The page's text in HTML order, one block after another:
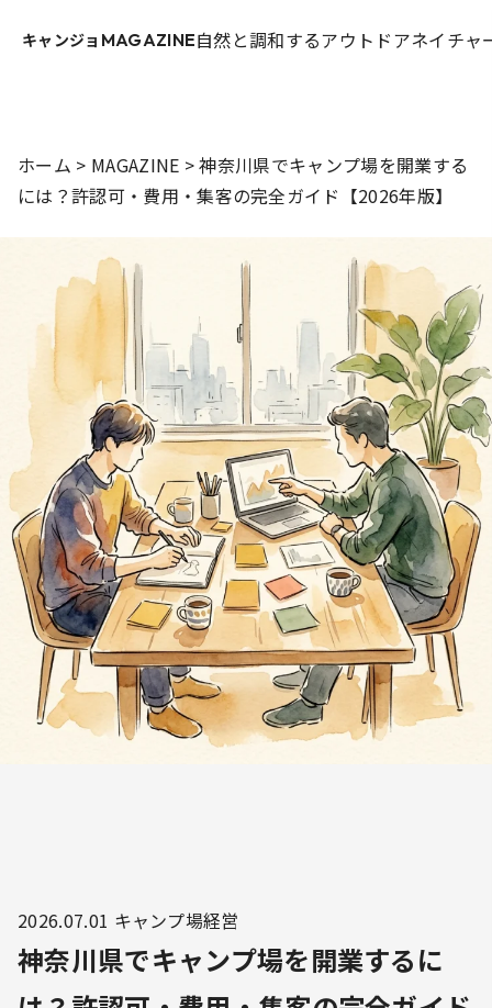
キャンジョ MAGAZINE自然と調和するアウトドアネイチャ
ホーム > MAGAZINE >神奈川県でキャンプ場を開業する
には？許認可・費用・集客の完全ガイド【2026年版】
2026.07.01 キャンプ場経営
神奈川県でキャンプ場を開業するに